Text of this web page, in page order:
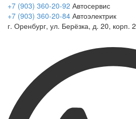
+7 (903) 360-20-92 Автосервис
+7 (903) 360-20-84 Автоэлектрик
г. Оренбург, ул. Берёзка, д. 20, корп. 2